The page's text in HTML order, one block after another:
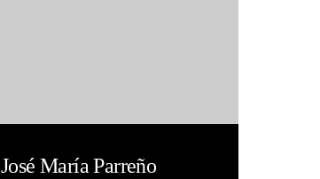
José María Parreño